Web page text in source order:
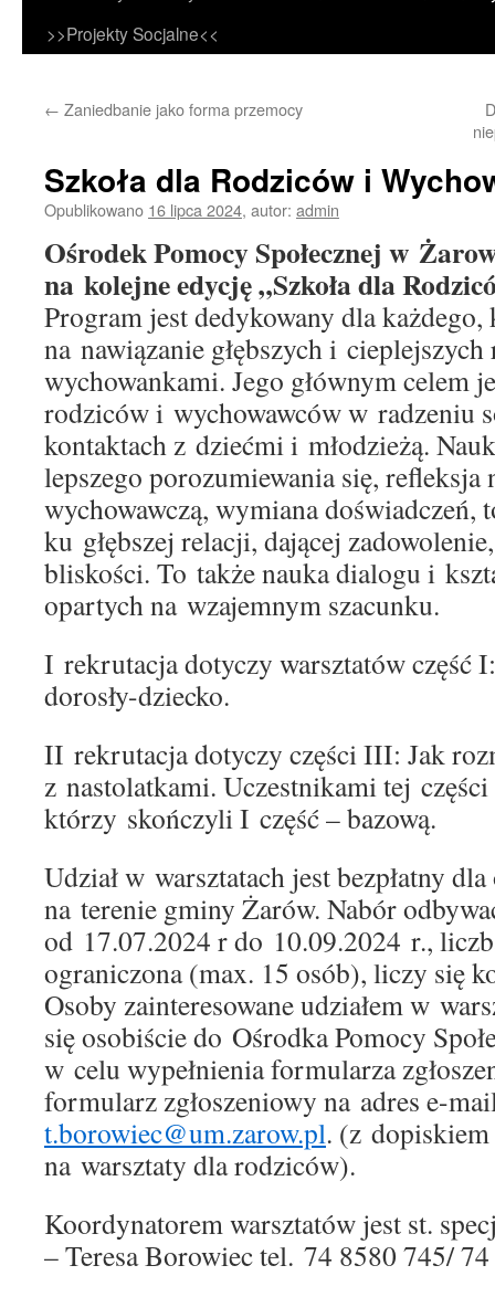
>>Projekty Socjalne<<
← Zaniedbanie jako forma przemocy
Szkoła dla Rodziców i
Opublikowano 16 lipca 2024, autor: admin
Ośrodek Pomocy Społecznej w
na kolejne edycję „Szkoła dla
Program jest dedykowany dla każdego,
na nawiązanie głębszych i
wychowankami. Jego głównym celem
rodziców i wychowawców w radzeniu
kontaktach z dziećmi i młodzieżą.
lepszego porozumiewania się, refleksja
wychowawczą, wymiana doświadczeń,
ku głębszej relacji, dającej
bliskości. To także nauka dialogu i
opartych na wzajemnym szacunku.
I rekrutacja dotyczy warsztatów część
dorosły-dziecko.
II rekrutacja dotyczy części III: Jak
z nastolatkami. Uczestnikami tej części
którzy skończyli I część – bazową.
Udział w warsztatach jest bezpłatny
na terenie gminy Żarów. Nabór
od 17.07.2024 r do 10.09.2024 r.,
ograniczona (max. 15 osób), liczy się
Osoby zainteresowane udziałem w
się osobiście do Ośrodka Pomocy
w celu wypełnienia formularza
formularz zgłoszeniowy na adres e-
t.borowiec@um.zarow.pl. (z dopiskiem
na warsztaty dla rodziców).
Koordynatorem warsztatów jest st.
– Teresa Borowiec tel. 74 8580 745/